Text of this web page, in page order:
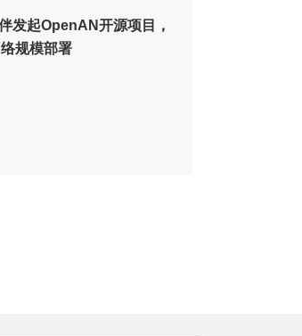
发起OpenAN开源项目，
规模部署